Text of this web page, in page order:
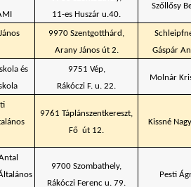
11-es Huszár u.40.
Szőllősy
9970 Szentgotthárd,
Arany János út 2.
Gáspár
és
9751 Vép,
Rákóczi F. u. 22.
Molnár
9761 Táplánszentkereszt,
Fő út 12.
Kissné
9700 Szombathely,
Rákóczi Ferenc u. 79.
Pesti